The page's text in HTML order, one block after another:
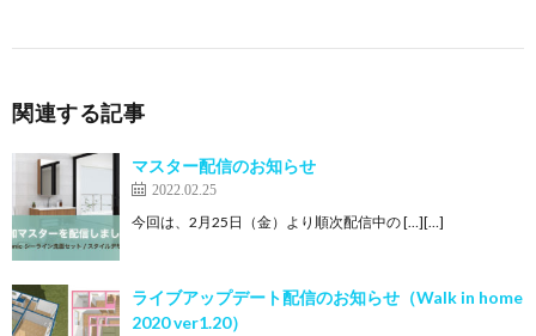
関連する記事
マスター配信のお知らせ
2022.02.25
今回は、2月25日（金）より順次配信中の […][…]
ライブアップデート配信のお知らせ（Walk in home
2020 ver1.20）